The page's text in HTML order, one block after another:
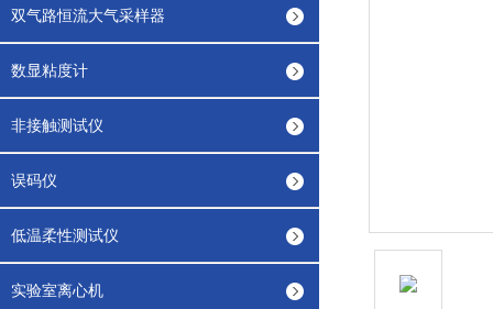
双气路恒流大气采样器
数显粘度计
非接触测试仪
误码仪
低温柔性测试仪
实验室离心机